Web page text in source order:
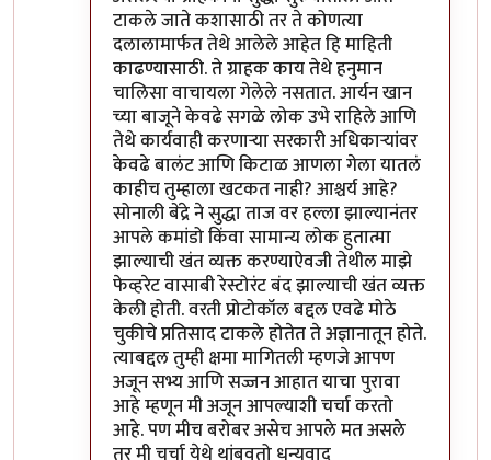
टाकले जाते कशासाठी तर ते कोणत्या
दलालामार्फत तेथे आलेले आहेत हि माहिती
काढण्यासाठी. ते ग्राहक काय तेथे हनुमान
चालिसा वाचायला गेलेले नसतात. आर्यन खान
च्या बाजूने केवढे सगळे लोक उभे राहिले आणि
तेथे कार्यवाही करणाऱ्या सरकारी अधिकाऱ्यांवर
केवढे बालंट आणि किटाळ आणला गेला यातलं
काहीच तुम्हाला खटकत नाही? आश्चर्य आहे?
सोनाली बेंद्रे ने सुद्धा ताज वर हल्ला झाल्यानंतर
आपले कमांडो किंवा सामान्य लोक हुतात्मा
झाल्याची खंत व्यक्त करण्याऐवजी तेथील माझे
फेव्हरेट वासाबी रेस्टोरंट बंद झाल्याची खंत व्यक्त
केली होती. वरती प्रोटोकॉल बद्दल एवढे मोठे
चुकीचे प्रतिसाद टाकले होतेत ते अज्ञानातून होते.
त्याबद्दल तुम्ही क्षमा मागितली म्हणजे आपण
अजून सभ्य आणि सज्जन आहात याचा पुरावा
आहे म्हणून मी अजून आपल्याशी चर्चा करतो
आहे. पण मीच बरोबर असेच आपले मत असले